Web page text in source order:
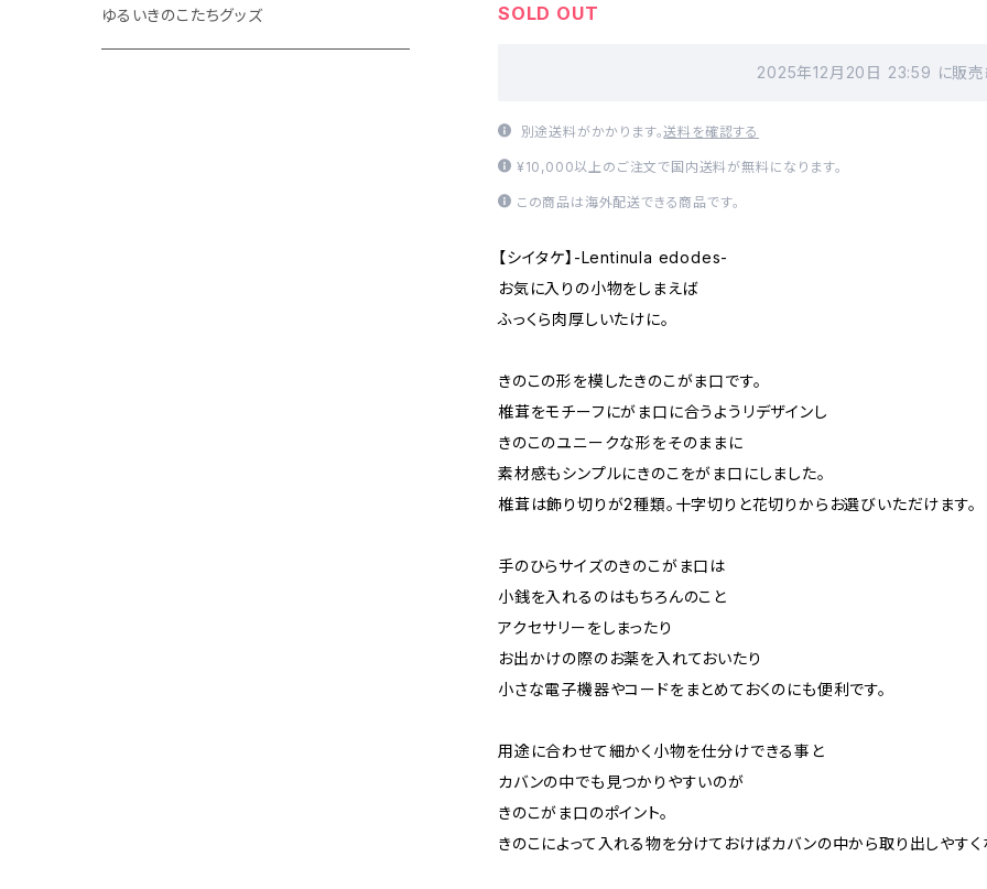
SOLD OUT
2025年12月20日 23:59 に販売
別途送料がかかります。送料を確認する
¥10,000以上のご注文で国内送料が無料になります。
この商品は海外配送できる商品です。
【シイタケ】-Lentinula edodes-
お気に入りの小物をしまえば
ふっくら肉厚しいたけに。
きのこの形を模したきのこがま口です。
椎茸をモチーフにがま口に合うようリデザインし
きのこのユニークな形をそのままに
素材感もシンプルにきのこをがま口にしました。
椎茸は飾り切りが2種類。十字切りと花切りからお選びいただけます。
手のひらサイズのきのこがま口は
小銭を入れるのはもちろんのこと
アクセサリーをしまったり
お出かけの際のお薬を入れておいたり
小さな電子機器やコードをまとめておくのにも便利です。
用途に合わせて細かく小物を仕分けできる事と
カバンの中でも見つかりやすいのが
きのこがま口のポイント。
きのこによって入れる物を分けておけばカバンの中から取り出しやすく
キッズサイズ
シーチング
ゆるいきのこたちグッズ